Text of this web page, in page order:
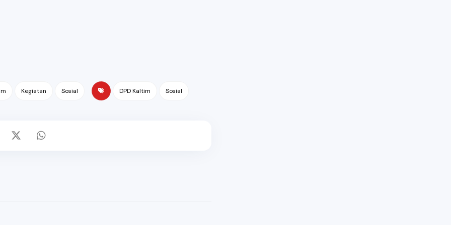
Kegiatan Sosial DPD Kaltim Sosial